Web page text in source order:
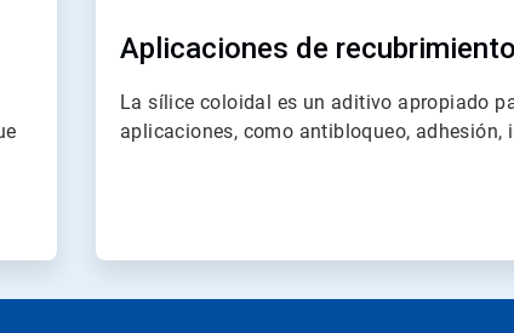
Aplicaciones de
La sílice coloidal es un aditivo apropiado
aplicaciones, como antibloqueo,